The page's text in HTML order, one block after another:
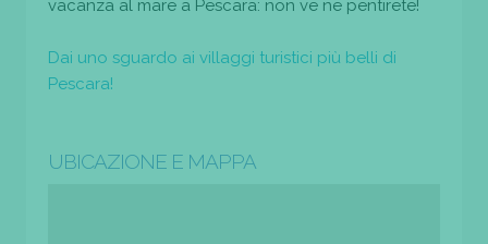
vacanza al mare a Pescara: non ve ne pentirete!
Dai uno sguardo ai villaggi turistici più belli di
Pescara!
UBICAZIONE E MAPPA